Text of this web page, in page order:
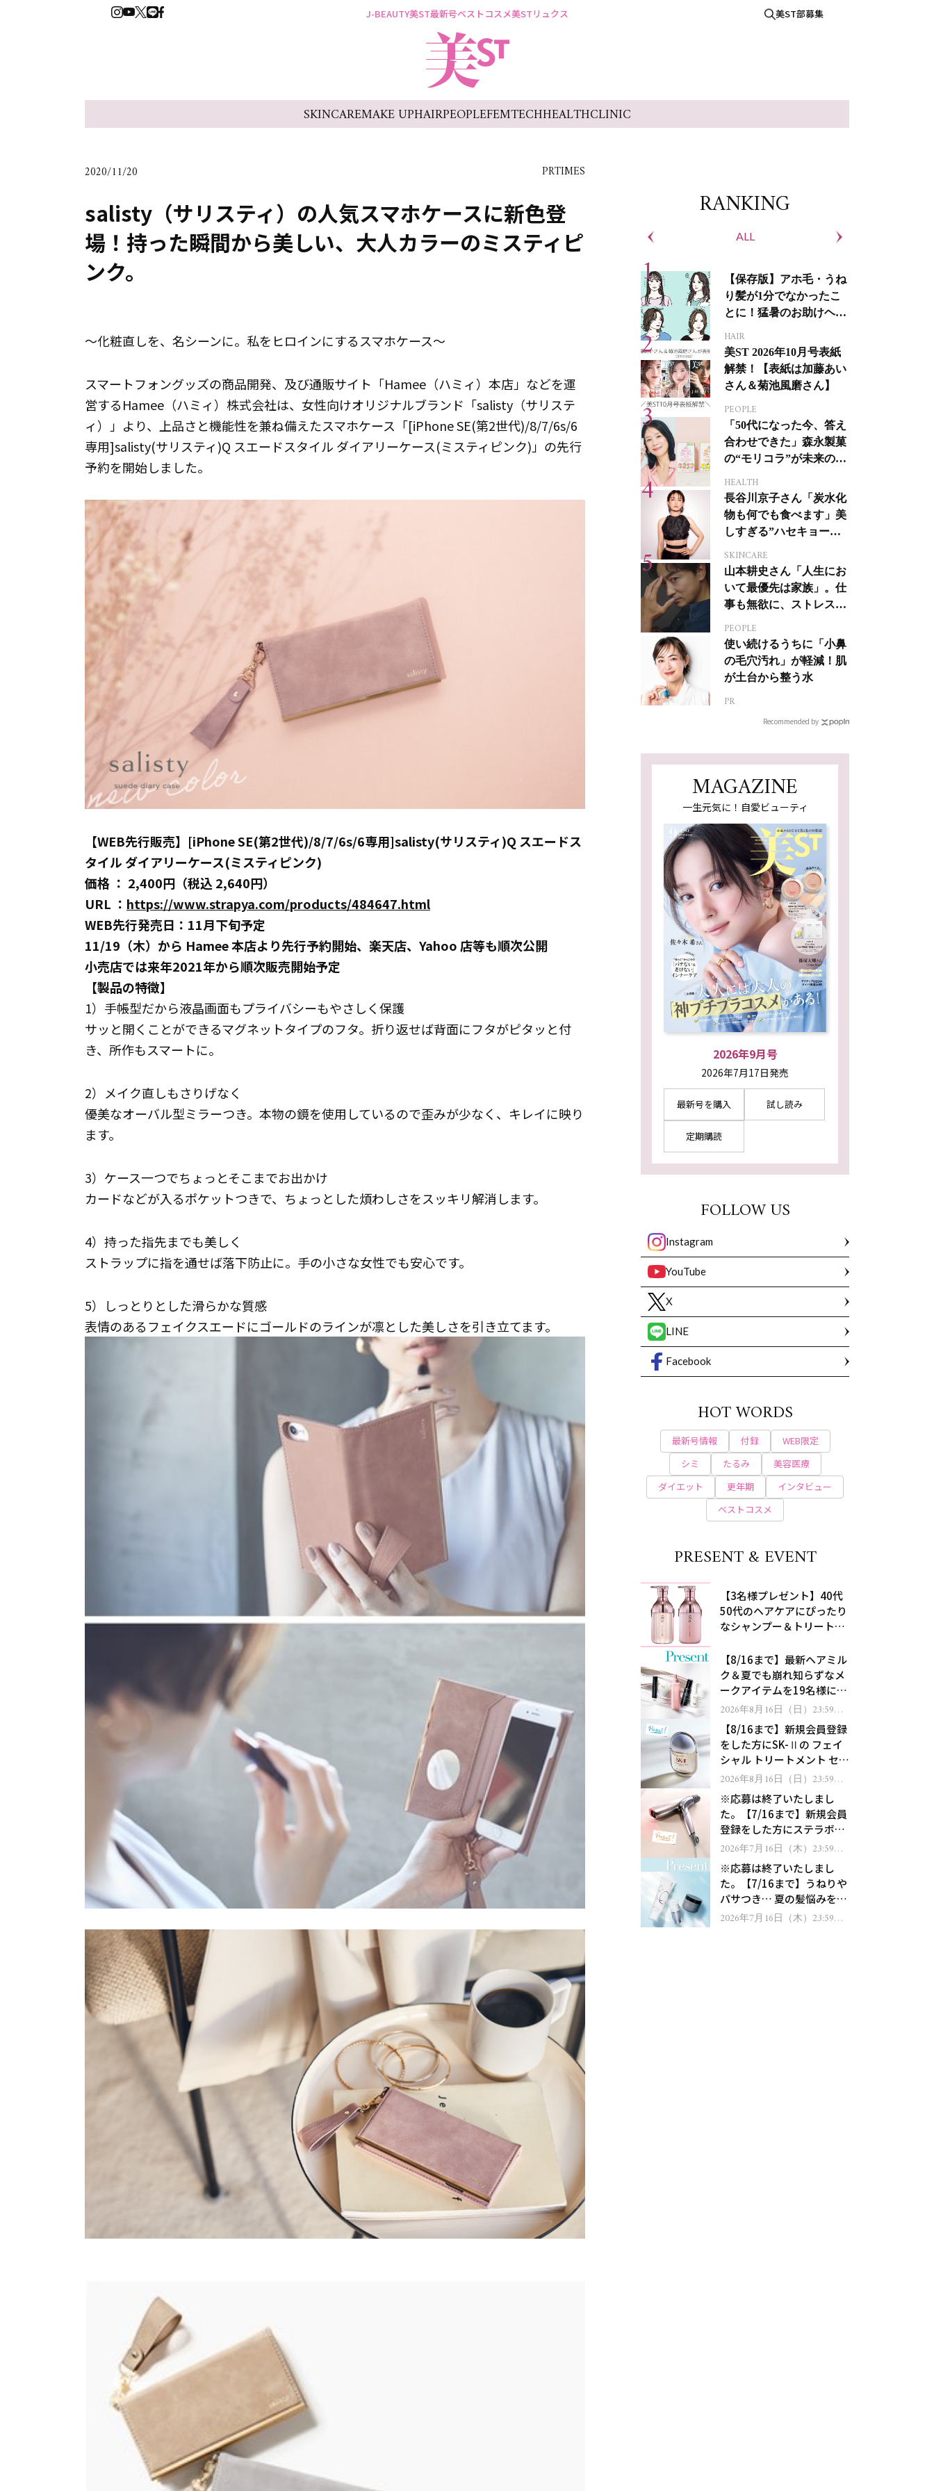
J-BEAUTY美ST最新号ベストコスメ美STリュクス 美ST部募集
SKINCAREMAKE UPHAIRPEOPLEFEMTECHHEALTHCLINIC
2020/11/20 PRTIMES
salisty（サリスティ）の人気スマホケースに新色登
場！持った瞬間から美しい、大人カラーのミスティピ
ンク。
～化粧直しを、名シーンに。私をヒロインにするスマホケース～
スマートフォングッズの商品開発、及び通販サイト「Hamee（ハミィ）本店」などを運
営するHamee（ハミィ）株式会社は、女性向けオリジナルブランド「salisty（サリステ
ィ）」より、上品さと機能性を兼ね備えたスマホケース「[iPhone SE(第2世代)/8/7/6s/6
専用]salisty(サリスティ)Q スエードスタイル ダイアリーケース(ミスティピンク)」の先行
予約を開始しました。
【WEB先行販売】[iPhone SE(第2世代)/8/7/6s/6専用]salisty(サリスティ)Q スエードス
タイル ダイアリーケース(ミスティピンク)
価格 ： 2,400円（税込 2,640円）
URL ： https://www.strapya.com/products/484647.html
WEB先行発売日：11月下旬予定
11/19（木）から Hamee 本店より先行予約開始、楽天店、Yahoo 店等も順次公開
小売店では来年2021年から順次販売開始予定
【製品の特徴】
1）手帳型だから液晶画面もプライバシーもやさしく保護
サッと開くことができるマグネットタイプのフタ。折り返せば背面にフタがピタッと付
き、所作もスマートに。
2）メイク直しもさりげなく
優美なオーバル型ミラーつき。本物の鏡を使用しているので歪みが少なく、キレイに映り
ます。
3）ケース一つでちょっとそこまでお出かけ
カードなどが入るポケットつきで、ちょっとした煩わしさをスッキリ解消します。
4）持った指先までも美しく
ストラップに指を通せば落下防止に。手の小さな女性でも安心です。
5）しっとりとした滑らかな質感
表情のあるフェイクスエードにゴールドのラインが凛とした美しさを引き立てます。
RANKING
ALL
【保存版】アホ毛・うね
り髪が1分でなかったこ
とに！猛暑のお助けヘア
HAIR
美ST 2026年10月号表紙
解禁！【表紙は加藤あい
さん＆菊池風磨さん】
PEOPLE
「50代になった今、答え
合わせできた」森永製菓
の“モリコラ”が未来のキ
HEALTH
長谷川京子さん「炭水化
物も何でも食べます」美
しすぎる”ハセキョーボ
SKINCARE
山本耕史さん「人生にお
いて最優先は家族」。仕
事も無欲に、ストレスを
PEOPLE
使い続けるうちに「小鼻
の毛穴汚れ」が軽減！肌
が土台から整う水
PR
Recommended by
MAGAZINE
一生元気に！自愛ビューティ
2026年9月号
2026年7月17日発売
最新号を購入 試し読み
定期購読
FOLLOW US
Instagram
YouTube
X
LINE
Facebook
HOT WORDS
最新号情報 付録
WEB限定
シミ
たるみ
美容医療
ダイエット
更年期
インタビュー
ベストコスメ
PRESENT & EVENT
【3名様プレゼント】40代
50代のヘアケアにぴったり
なシャンプー＆トリートメ
処！
【8/16まで】最新ヘアミル
ク＆夏でも崩れ知らずなメ
ークアイテムを19名様にプ
レゼント！
2026年8月16日（日）23:59ま
で【8/16まで】新規会員登録
をした方にSK-Ⅱの フェイ
シャル トリートメント セラ
ムをプレゼント！
2026年8月16日（日）23:59ま
※応募は終了いたしまし
た。【7/16まで】新規会員
登録をした方にステラボー
テのシャインリバース ヘア
ゼント！
2026年7月16日（木）23:59ま
※応募は終了いたしまし
た。【7/16まで】うねりや
パサつき… 夏の髪悩みを解
消するヘアケアアイテムを
2026年7月16日（木）23:59ま